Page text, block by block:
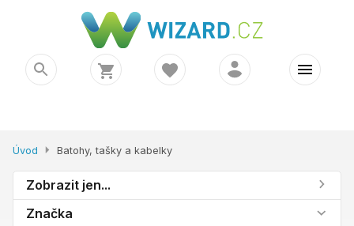
Úvod Batohy, tašky a kabelky
Zobrazit jen...
Značka